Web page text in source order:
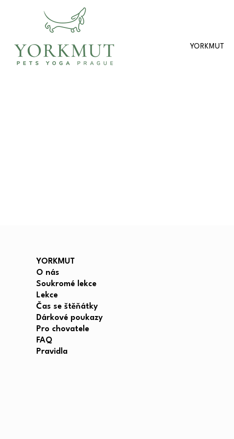
YORKMUT
YORKMUT
O nás
Soukromé lekce
Lekce
Čas se štěňátky
Dárkové poukazy
Pro chovatele
FAQ
Pravidla